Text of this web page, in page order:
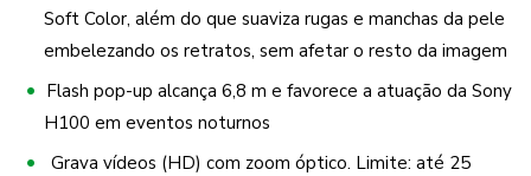
Soft Color, além do que suaviza rugas e manchas da pele
embelezando os retratos, sem afetar o resto da imagem
Flash pop-up alcança 6,8 m e favorece a atuação da Sony
H100 em eventos noturnos
Grava vídeos (HD) com zoom óptico. Limite: até 25